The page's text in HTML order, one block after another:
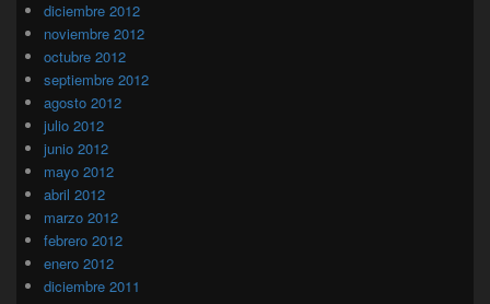
diciembre 2012
noviembre 2012
octubre 2012
septiembre 2012
agosto 2012
julio 2012
junio 2012
mayo 2012
abril 2012
marzo 2012
febrero 2012
enero 2012
diciembre 2011